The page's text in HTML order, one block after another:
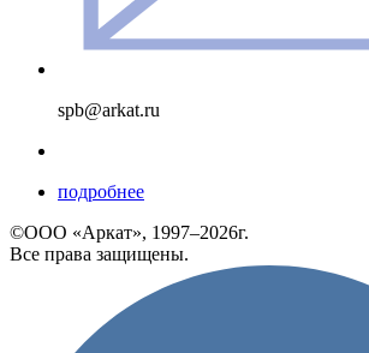
spb@arkat.ru
подробнее
©ООО «Аркат», 1997–2026г.
Все права защищены.